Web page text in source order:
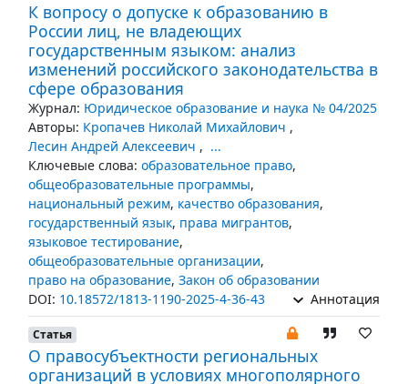
К вопросу о допуске к образованию в
России лиц, не владеющих
государственным языком: анализ
изменений российского законодательства в
сфере образования
Журнал: Юридическое образование и наука № 04/2025
Авторы: Кропачев Николай Михайлович ,
Лесин Андрей Алексеевич , ...
Ключевые слова: образовательное право,
общеобразовательные программы,
национальный режим, качество образования,
государственный язык, права мигрантов,
языковое тестирование,
общеобразовательные организации,
право на образование, Закон об образовании
DOI: 10.18572/1813-1190-2025-4-36-43 Аннотация
Статья
О правосубъектности региональных
организаций в условиях многополярного